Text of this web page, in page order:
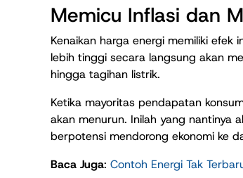
Memicu Inflasi dan
Kenaikan harga energi memiliki efek
lebih tinggi secara langsung akan
hingga tagihan listrik.
Ketika mayoritas pendapatan
akan menurun. Inilah yang nantinya
berpotensi mendorong ekonomi ke
Baca Juga: Contoh Energi Tak